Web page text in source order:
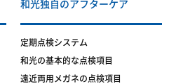
和光独自のアフターケア
定期点検システム
和光の基本的な点検項目
遠近両用メガネの点検項目